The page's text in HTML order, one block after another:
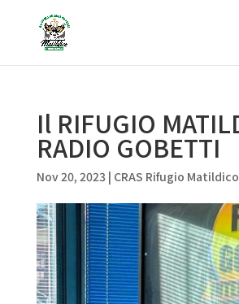
Il RIFUGIO
RADIO GOBETTI
Nov 20, 2023| CRAS Rifugio Matildico